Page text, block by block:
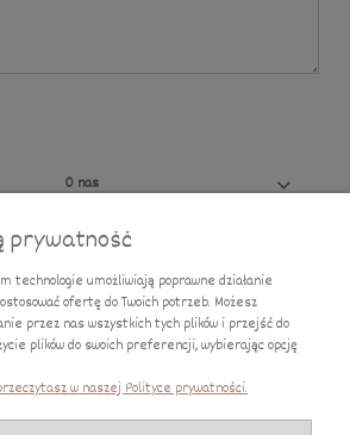
O nas
Ciekawostki
Moje konto
Informacje
prywatność
technologie umożliwiają poprawne działanie
ofertę do Twoich potrzeb. Możesz
przez nas wszystkich tych plików i przejść do
plików do swoich preferencji, wybierając opcję
w naszej Polityce prywatności.